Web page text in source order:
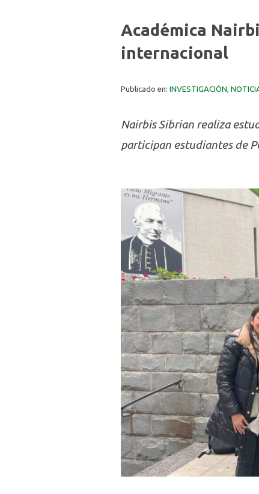
Académica
internacional
Publicado en: INVESTIGACIÓN,
Nairbis Sibrian realiza
participan estudiantes de